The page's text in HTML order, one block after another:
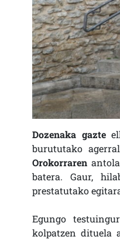
Dozenaka gazte
burututako
Orokorraren
batera. Gaur,
prestatutako
Egungo
kolpatzen dituela